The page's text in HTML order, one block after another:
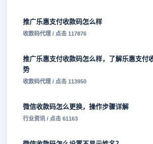
推广乐惠支付收款码怎么样
收款码代理 / 点击 117876
推广乐惠支付收款码怎么样，了解乐惠支付
势
收款码代理 / 点击 113950
微信收款码怎么更换，操作步骤详解
行业资讯 / 点击 61163